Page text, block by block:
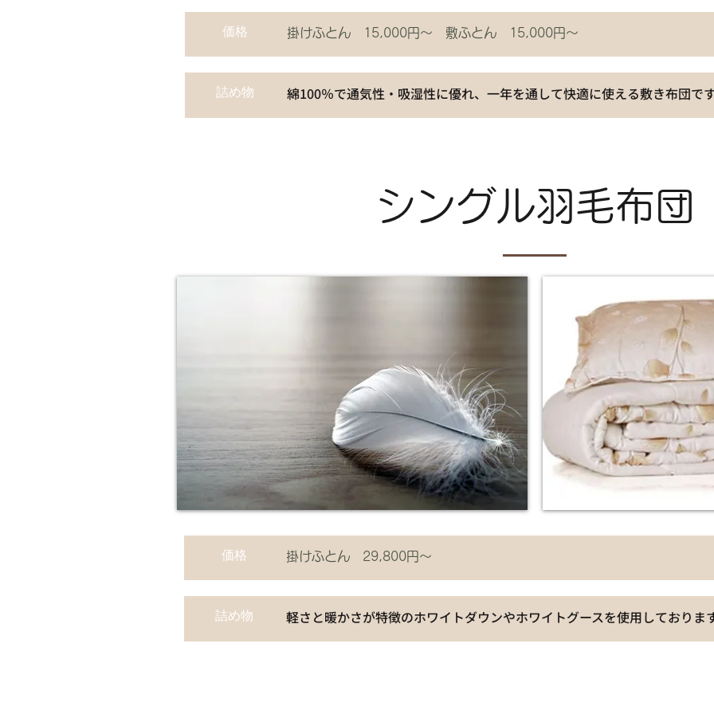
価格 掛けふとん 15,000円～ 敷ふとん 15,000円～
詰め物 綿100％で通気性・吸湿性に優れ、一年を通して快適に使える敷き布団で
シングル羽毛布団
価格 掛けふとん 29,800円～
詰め物 軽さと暖かさが特徴のホワイトダウンやホワイトグースを使用しておりま